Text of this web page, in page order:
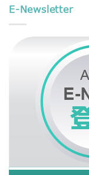
E-Newsletter